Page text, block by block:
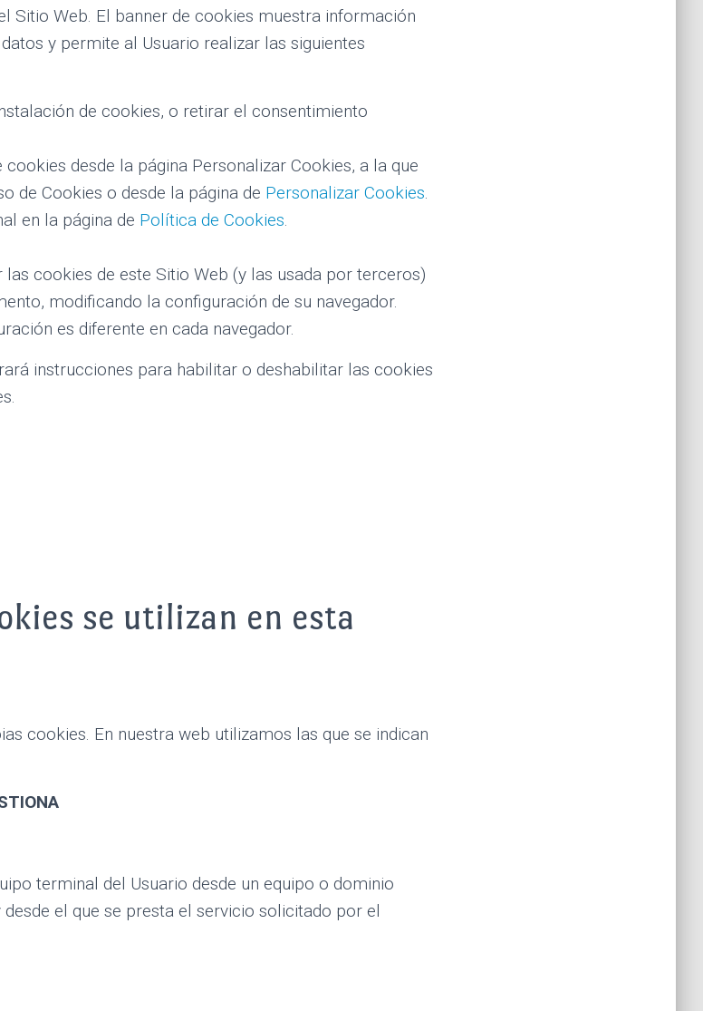
Sitio Web. El banner de cookies muestra información
y permite al Usuario realizar las siguientes
de cookies, o retirar el consentimiento
desde la página Personalizar Cookies, a la que
de Cookies o desde la página de Personalizar Cookies.
en la página de Política de Cookies.
cookies de este Sitio Web (y las usada por terceros)
modificando la configuración de su navegador.
es diferente en cada navegador.
instrucciones para habilitar o deshabilitar las cookies
se utilizan en esta
cookies. En nuestra web utilizamos las que se indican
terminal del Usuario desde un equipo o dominio
el que se presta el servicio solicitado por el